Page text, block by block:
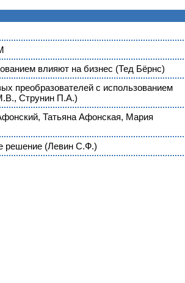
влияют на бизнес (Тед Бёрнс)
преобразователей с использованием
Струнин П.А.)
Татьяна Афонская, Мария
решение (Левин С.Ф.)